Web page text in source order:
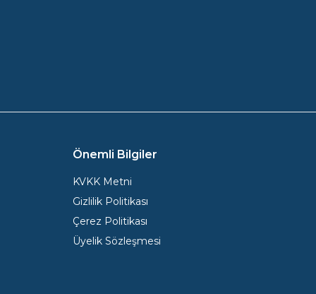
Önemli Bilgiler
KVKK Metni
Gizlilik Politikası
Çerez Politikası
Üyelik Sözleşmesi